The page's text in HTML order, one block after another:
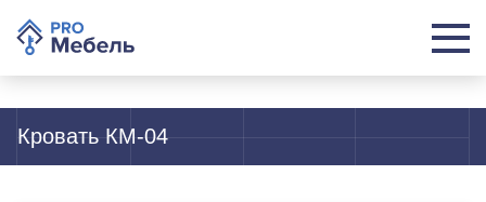
Кровать КМ-04